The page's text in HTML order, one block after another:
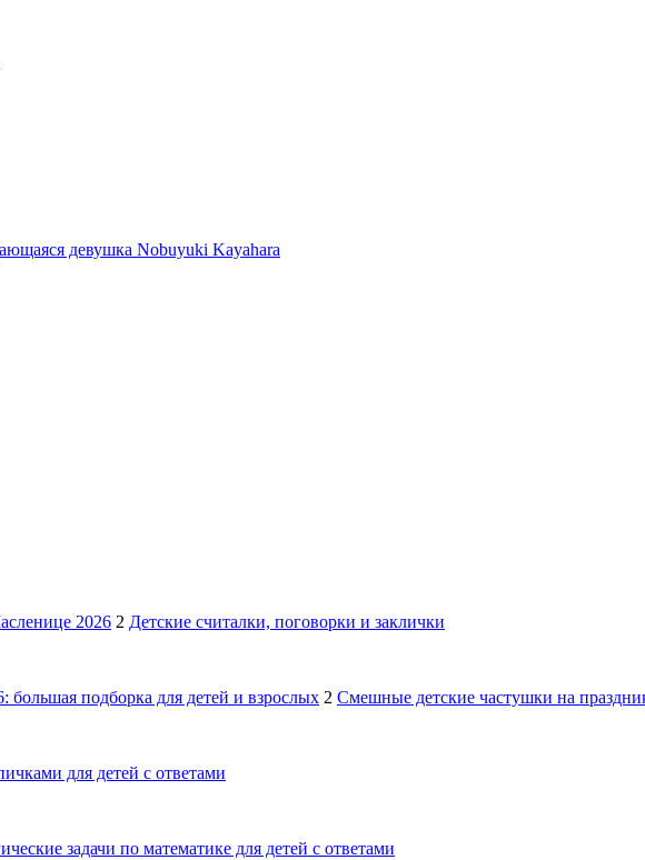
девушка Nobuyuki Kayahara
2026 2 Детские считалки, поговорки и заклички
подборка для детей и взрослых 2 Смешные детские частушки на
для детей с ответами
задачи по математике для детей с ответами